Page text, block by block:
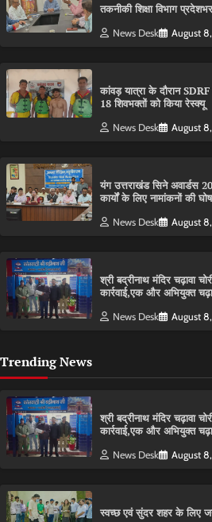
तकनीकी शिक्षा विभाग
News Desk August
कांवड़ यात्रा के दौरान
18 शिवभक्तों को किया रेस्क्यू
News Desk August
यंग उत्तराखंड सिने अवार्डस
कार्यों के लिए नामांकनों की
News Desk August
श्री बद्रीनाथ मंदिर चढ़ावा
कार्रवाई,एक और अभियुक्त
News Desk August
Trending News
श्री बद्रीनाथ मंदिर चढ़ावा
कार्रवाई,एक और अभियुक्त
News Desk August
स्वच्छ एवं सुंदर शहर के लिए